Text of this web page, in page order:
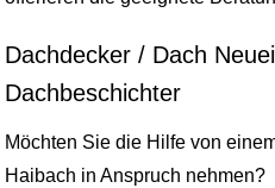
Dachdecker / Dach
Dachbeschichter
Möchten Sie die Hilfe von
Haibach in Anspruch nehmen?